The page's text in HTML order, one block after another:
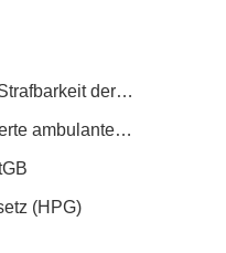
der
der
ambulante
(HPG)